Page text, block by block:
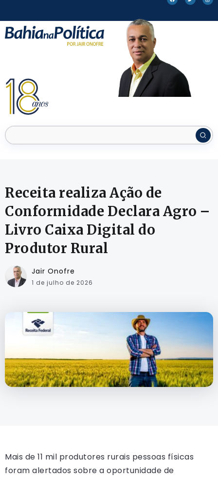
Receita realiza Ação de
Conformidade Declara Agro –
Livro Caixa Digital do
Produtor Rural
Jair Onofre
1 de julho de 2026
Mais de 11 mil produtores rurais pessoas físicas
foram alertados sobre a oportunidade de